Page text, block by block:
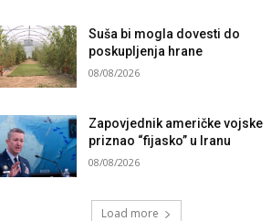
Suša bi mogla dovesti do
poskupljenja hrane
08/08/2026
Zapovjednik američke vojske
priznao “fijasko” u Iranu
08/08/2026
Load more